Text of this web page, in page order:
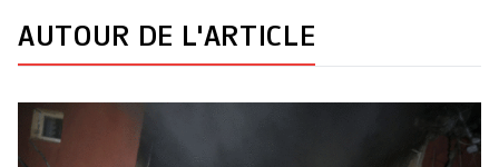
AUTOUR DE L'ARTICLE